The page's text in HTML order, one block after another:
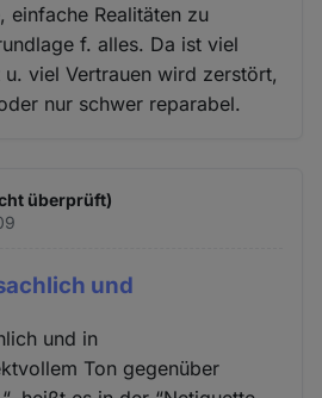
einfache Realitäten zu
f. alles. Da ist viel
u. viel Vertrauen wird zerstört,
nur schwer reparabel.
überprüft)
und
und in
Ton gegenüber